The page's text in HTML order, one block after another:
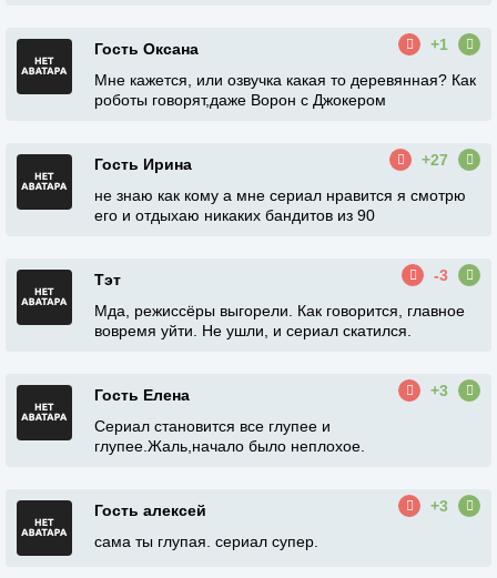
Гость Оксана
+1
Мне кажется, или озвучка какая то деревянная? Как
роботы говорят,даже Ворон с Джокером
Гость Ирина
+27
не знаю как кому а мне сериал нравится я смотрю
его и отдыхаю никаких бандитов из 90
Тэт
-3
Мда, режиссёры выгорели. Как говорится, главное
вовремя уйти. Не ушли, и сериал скатился.
Гость Елена
+3
Сериал становится все глупее и
глупее.Жаль,начало было неплохое.
Гость алексей
+3
сама ты глупая. сериал супер.